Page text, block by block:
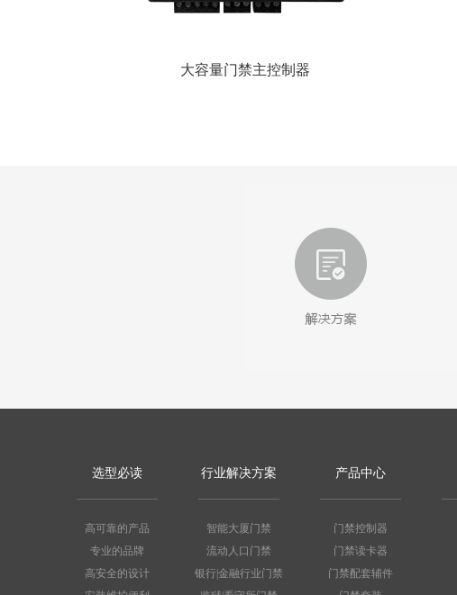
大容量门禁主控制器
选型必读
高可靠的产品
专业的品牌
高安全的设计
行业解决方案
智能大厦门禁
流动人口门禁
银行|金融行业门禁
产品中心
门禁控制器
门禁读卡器
门禁配套辅件